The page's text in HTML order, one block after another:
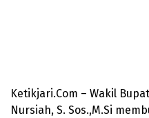
Ketikjari.Com – Wakil
Nursiah, S. Sos.,M.Si